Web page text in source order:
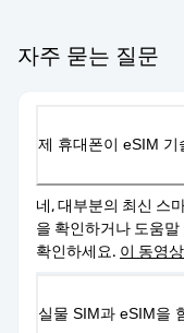
자주 묻는 질문
제 휴대폰이 eSIM 기
네, 대부분의 최신 스
을 확인하거나 도움
확인하세요. 이 동영상
실물 SIM과 eSIM을